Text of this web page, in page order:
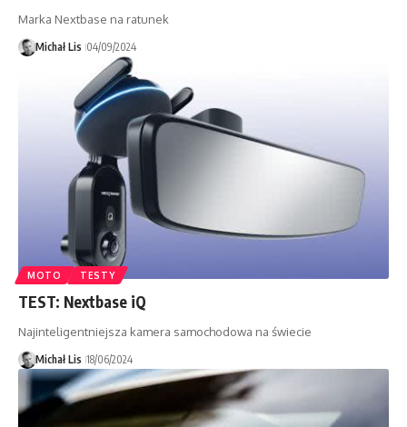
Marka Nextbase na ratunek
Michał Lis 04/09/2024
MOTO TESTY
TEST: Nextbase iQ
Najinteligentniejsza kamera samochodowa na świecie
Michał Lis 18/06/2024